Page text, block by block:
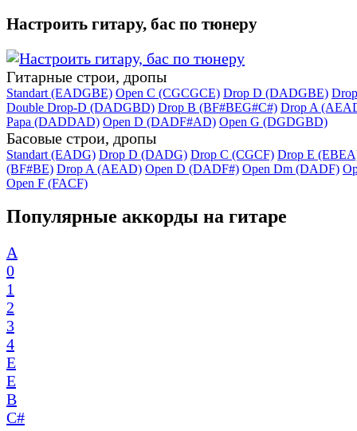
Настроить гитару, бас по тюнеру
Гитарные строи, дропы
Standart (EADGBE) Open C (CGCGCE) Drop D (DADGBE)
Double Drop-D (DADGBD) Drop B (BF#BEG#C#) Drop A
Papa (DADDAD) Open D (DADF#AD) Open G (DGDGBD)
Басовые строи, дропы
Standart (EADG) Drop D (DADG) Drop C (CGCF) Drop E
(BF#BE) Drop A (AEAD) Open D (DADF#) Open Dm (DADF)
Open F (FACF)
Популярные аккорды на гитаре
A
0
1
2
3
4
E
E
B
C#